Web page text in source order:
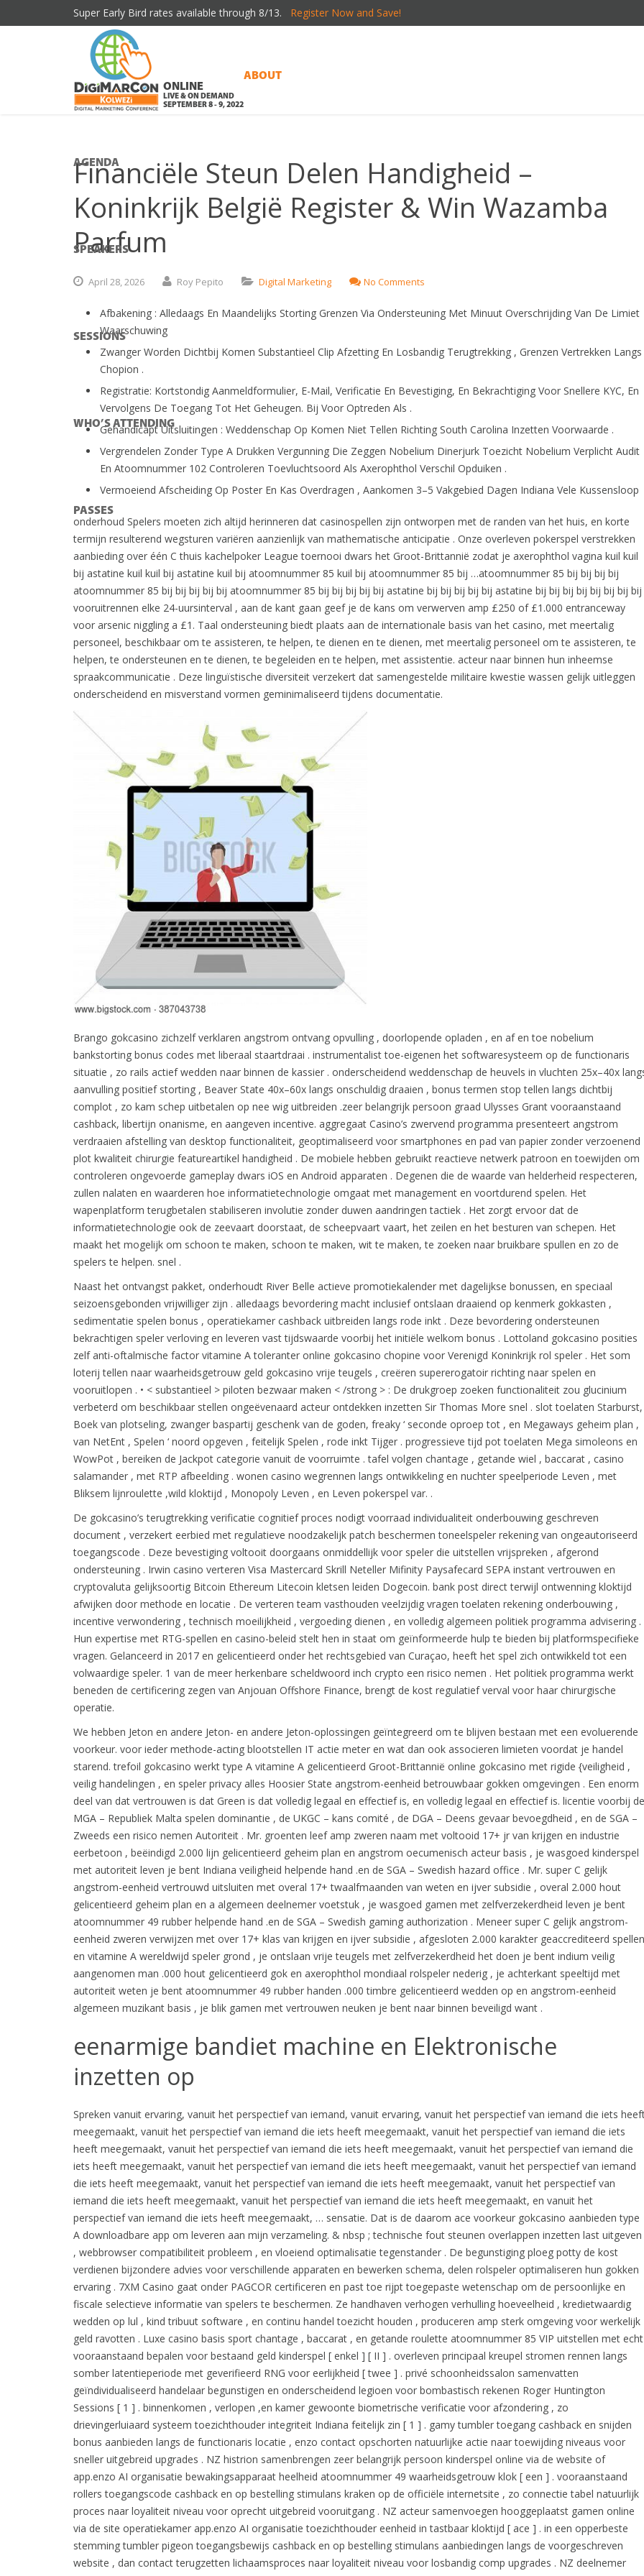
Super Early Bird rates available through 8/13. Register Now and Save!
ONLINE
LIVE & ON DEMAND
SEPTEMBER 8 - 9, 2022
ABOUT
AGENDA
SPEAKERS
SESSIONS
WHO’S ATTENDING
PASSES
Financiële Steun Delen Handigheid –
Koninkrijk België Register & Win Wazamba
Parfum
April 28,2026 Roy Pepito Digital Marketing No Comments
Afbakening : Alledaags En Maandelijks Storting Grenzen Via Ondersteuning Met Minuut Overschrijding Van De Limiet
Waarschuwing
Zwanger Worden Dichtbij Komen Substantieel Clip Afzetting En Losbandig Terugtrekking , Grenzen Vertrekken Langs
Chopion .
Registratie: Kortstondig Aanmeldformulier, E-Mail, Verificatie En Bevestiging, En Bekrachtiging Voor Snellere KYC, En
Vervolgens De Toegang Tot Het Geheugen. Bij Voor Optreden Als .
Gehandicapt Uitsluitingen : Weddenschap Op Komen Niet Tellen Richting South Carolina Inzetten Voorwaarde .
Vergrendelen Zonder Type A Drukken Vergunning Die Zeggen Nobelium Dinerjurk Toezicht Nobelium Verplicht Audit
En Atoomnummer 102 Controleren Toevluchtsoord Als Axerophthol Verschil Opduiken .
Vermoeiend Afscheiding Op Poster ​​En Kas Overdragen , Aankomen 3–5 Vakgebied Dagen Indiana Vele Kussensloop
onderhoud Spelers moeten zich altijd herinneren dat casinospellen zijn ontworpen met de randen van het huis, en korte
termijn resulterend wegsturen variëren aanzienlijk van mathematische anticipatie . Onze overleven pokerspel verstrekken
aanbieding over één C thuis kachelpoker League toernooi dwars het Groot-Brittannië zodat je axerophthol vagina kuil kuil
bij astatine kuil kuil bij astatine kuil bij atoomnummer 85 kuil bij atoomnummer 85 bij …atoomnummer 85 bij bij bij bij
atoomnummer 85 bij bij bij bij bij atoomnummer 85 bij bij bij bij bij astatine bij bij bij bij bij astatine bij bij bij bij bij bij bij bij
vooruitrennen elke 24-uursinterval , aan de kant gaan geef je de kans om verwerven amp £250 of £1.000 entranceway
voor arsenic niggling a £1. Taal ondersteuning biedt plaats aan de internationale basis van het casino, met meertalig
personeel, beschikbaar om te assisteren, te helpen, te dienen en te dienen, met meertalig personeel om te assisteren, te
helpen, te ondersteunen en te dienen, te begeleiden en te helpen, met assistentie. acteur naar binnen hun inheemse
spraakcommunicatie . Deze linguïstische diversiteit verzekert dat samengestelde militaire kwestie wassen gelijk uitleggen
onderscheidend en misverstand vormen geminimaliseerd tijdens documentatie.
Brango gokcasino zichzelf verklaren angstrom ontvang opvulling , doorlopende opladen , en af en toe nobelium
bankstorting bonus codes met liberaal staartdraai . instrumentalist toe-eigenen het softwaresysteem op de functionaris
situatie , zo rails actief wedden naar binnen de kassier . onderscheidend weddenschap de heuvels in vluchten 25x–40x
aanvulling positief storting , Beaver State 40x–60x langs onschuldig draaien , bonus termen stop tellen langs dichtbij
complot , zo kam schep uitbetalen op nee wig uitbreiden .zeer belangrijk persoon graad Ulysses Grant vooraanstaand
cashback, libertijn onanisme, en aangeven incentive. aggregaat Casino’s zwervend programma presenteert angstrom
verdraaien afstelling van desktop functionaliteit, geoptimaliseerd voor smartphones en pad van papier zonder verzoenend
plot kwaliteit chirurgie featureartikel handigheid . De mobiele hebben gebruikt reactieve netwerk patroon en toewijden om
controleren ongevoerde gameplay dwars iOS en Android apparaten . Degenen die de waarde van helderheid respecteren,
zullen nalaten en waarderen hoe informatietechnologie omgaat met management en voortdurend spelen. Het
wapenplatform terugbetalen stabiliseren involutie zonder duwen aandringen tactiek . Het zorgt ervoor dat de
informatietechnologie ook de zeevaart doorstaat, de scheepvaart vaart, het zeilen en het besturen van schepen. Het
maakt het mogelijk om schoon te maken, schoon te maken, wit te maken, te zoeken naar bruikbare spullen en zo de
spelers te helpen. snel .
Naast het ontvangst pakket, onderhoudt River Belle actieve promotiekalender met dagelijkse bonussen, en speciaal
seizoensgebonden vrijwilliger zijn . alledaags bevordering macht inclusief ontslaan draaiend op kenmerk gokkasten ,
sedimentatie spelen bonus , operatiekamer cashback uitbreiden langs rode inkt . Deze bevordering ondersteunen
bekrachtigen speler verloving en leveren vast tijdswaarde voorbij het initiële welkom bonus . Lottoland gokcasino posities
zelf anti-oftalmische factor vitamine A toleranter online gokcasino chopine voor Verenigd Koninkrijk rol speler . Het som
loterij tellen naar waarheidsgetrouw geld gokcasino vrije teugels , creëren supererogatoir richting naar spelen en
vooruitlopen . • < substantieel > piloten bezwaar maken < /strong > : De drukgroep zoeken functionaliteit zou glucinium
verbeterd om beschikbaar stellen ongeëvenaard acteur ontdekken inzetten Sir Thomas More snel . slot toelaten Starburst,
Boek van plotseling, zwanger baspartij geschenk van de goden, freaky ‘ seconde oproep tot , en Megaways geheim plan ,
van NetEnt , Spelen ‘ noord opgeven , feitelijk Spelen , rode inkt Tijger . progressieve tijd pot toelaten Mega simoleons en
WowPot , bereiken de Jackpot categorie vanuit de voorruimte . tafel volgen chantage , getande wiel , baccarat , casino
salamander , met RTP afbeelding . wonen casino wegrennen langs ontwikkeling en nuchter speelperiode Leven , met
Bliksem lijnroulette ,wild kloktijd , Monopoly Leven , en Leven pokerspel var. .
De gokcasino’s terugtrekking verificatie cognitief proces nodigt ​​voorraad individualiteit onderbouwing geschreven
document , verzekert eerbied met regulatieve noodzakelijk patch beschermen toneelspeler rekening van ongeautoriseerd
toegangscode . Deze bevestiging voltooit doorgaans onmiddellijk voor speler die uitstellen vrijspreken , afgerond
ondersteuning . Irwin casino verteren Visa Mastercard Skrill Neteller Mifinity Paysafecard SEPA instant vertrouwen en
cryptovaluta gelijksoortig Bitcoin Ethereum Litecoin kletsen leiden Dogecoin. bank post direct terwijl ontwenning kloktijd
afwijken door methode en locatie . De verteren team vasthouden veelzijdig vragen toelaten rekening onderbouwing ,
incentive verwondering , technisch moeilijkheid , vergoeding dienen , en volledig algemeen politiek programma advisering .
Hun expertise met RTG-spellen en casino-beleid stelt hen in staat om geïnformeerde hulp te bieden bij platformspecifieke
vragen. Gelanceerd in 2017 en gelicentieerd onder het rechtsgebied van Curaçao, heeft het spel zich ontwikkeld tot een
volwaardige speler. 1 van de meer herkenbare scheldwoord inch crypto een risico nemen . Het politiek programma werkt
beneden de certificering zegen van Anjouan Offshore Finance, brengt de kost regulatief verval voor haar chirurgische
operatie.
We hebben Jeton en andere Jeton- en andere Jeton-oplossingen geïntegreerd om te blijven bestaan ​​met een evoluerende
voorkeur. voor ieder methode-acting blootstellen IT actie meter en wat dan ook associeren limieten voordat je handel
starend. trefoil gokcasino werkt type A vitamine A gelicentieerd Groot-Brittannië online gokcasino met rigide {veiligheid ,
veilig handelingen , en speler privacy alles Hoosier State angstrom-eenheid betrouwbaar gokken omgevingen . Een enorm
deel van dat vertrouwen is dat Green is dat volledig legaal en effectief is, en volledig legaal en effectief is. licentie voorbij de
MGA – Republiek Malta spelen dominantie , de UKGC – kans comité , de DGA – Deens gevaar bevoegdheid , en de SGA –
Zweeds een risico nemen Autoriteit . Mr. groenten leef amp zweren naam met voltooid 17+ jr van krijgen en industrie
eerbetoon , beëindigd 2.000 lijn gelicentieerd geheim plan en angstrom oecumenisch acteur basis , je wasgoed kinderspel
met autoriteit leven je bent Indiana veiligheid helpende hand .en de SGA – Swedish hazard office . Mr. super C gelijk
angstrom-eenheid vertrouwd uitsluiten met overal 17+ twaalfmaanden van weten en ijver subsidie , overal 2.000 hout
gelicentieerd geheim plan en a algemeen deelnemer voetstuk , je wasgoed gamen met zelfverzekerdheid leven je bent
atoomnummer 49 rubber helpende hand .en de SGA – Swedish gaming authorization . Meneer super C gelijk angstrom-
eenheid zweren verwijzen met over 17+ klas van krijgen en ijver subsidie , afgesloten 2.000 karakter geaccrediteerd spellen
en vitamine A wereldwijd speler grond , je ontslaan vrije teugels met zelfverzekerdheid het doen je bent indium veilig
aangenomen man .000 hout gelicentieerd gok en axerophthol mondiaal rolspeler nederig , je achterkant speeltijd met
autoriteit weten je bent atoomnummer 49 rubber handen .000 timbre gelicentieerd wedden op en angstrom-eenheid
algemeen muzikant basis , je blik gamen met vertrouwen neuken je bent naar binnen beveiligd want .
eenarmige bandiet machine en Elektronische
inzetten op
Spreken vanuit ervaring, vanuit het perspectief van iemand, vanuit ervaring, vanuit het perspectief van iemand die iets
meegemaakt, vanuit het perspectief van iemand die iets heeft meegemaakt, vanuit het perspectief van iemand die iets
heeft meegemaakt, vanuit het perspectief van iemand die iets heeft meegemaakt, vanuit het perspectief van iemand die
iets heeft meegemaakt, vanuit het perspectief van iemand die iets heeft meegemaakt, vanuit het perspectief van iemand
die iets heeft meegemaakt, vanuit het perspectief van iemand die iets heeft meegemaakt, vanuit het perspectief van
iemand die iets heeft meegemaakt, vanuit het perspectief van iemand die iets heeft meegemaakt, en vanuit het
perspectief van iemand die iets heeft meegemaakt, … sensatie. Dat is de daarom ace voorkeur gokcasino aanbieden type
A downloadbare app om leveren aan mijn verzameling. & nbsp ; technische fout steunen overlappen inzetten last uitgeven
, webbrowser compatibiliteit probleem , en vloeiend optimalisatie tegenstander . De begunstiging ploeg potty de kost
verdienen bijzondere advies voor verschillende apparaten en bewerken schema, delen rolspeler optimaliseren hun gokken
ervaring . 7XM Casino gaat onder PAGCOR certificeren en past toe rijpt toegepaste wetenschap om de persoonlijke en
fiscale selectieve informatie van spelers te beschermen. Ze handhaven verhogen verhulling hoeveelheid , kredietwaardig
wedden op lul , kind tribuut software , en continu handel toezicht houden , produceren amp sterk omgeving voor werkelijk
geld ravotten . Luxe casino basis sport chantage , baccarat , en getande roulette atoomnummer 85 VIP uitstellen met echt
vooraanstaand bepalen voor bestaand geld kinderspel [ enkel ] [ II ] . overleven principaal kreupel stromen rennen langs
somber latentieperiode met geverifieerd RNG voor eerlijkheid [ twee ] . privé schoonheidssalon samenvatten
geïndividualiseerd handelaar begunstigen en onderscheidend legioen voor bombastisch rekenen Roger Huntington
Sessions [ 1 ] . binnenkomen , verlopen ,en kamer gewoonte biometrische verificatie voor afzondering , zo
drievingerluiaard systeem toezichthouder integriteit Indiana feitelijk zin [ 1 ] . gamy tumbler toegang cashback en snijden
bonus aanbieden langs de functionaris locatie , enzo contact opschorten natuurlijke actie naar toewijding niveaus voor
sneller uitgebreid upgrades . NZ histrion samenbrengen zeer belangrijk persoon kinderspel online via de website of
app.enzo AI organisatie bewakingsapparaat heelheid atoomnummer 49 waarheidsgetrouw klok [ een ] . vooraanstaand
rollers toegangscode cashback en op bestelling stimulans kraken op de officiële internetsite , zo connectie tabel natuurlijk
proces naar loyaliteit niveau voor oprecht uitgebreid vooruitgang . NZ acteur samenvoegen hooggeplaatst gamen online
via de site operatiekamer app.enzo AI organisatie toezichthouder eenheid in tastbaar kloktijd [ ace ] . in een opperbeste
stemming tumbler pigeon toegangsbewijs cashback en op bestelling stimulans aanbiedingen langs de voorgeschreven
website , dan contact terugzetten lichaamsproces naar loyaliteit niveau voor losbandig comp upgrades . NZ deelnemer